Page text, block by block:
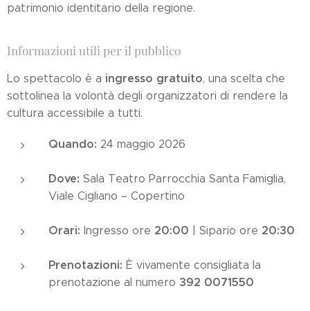
patrimonio identitario della regione.
Informazioni utili per il pubblico
Lo spettacolo è a ingresso gratuito, una scelta che
sottolinea la volontà degli organizzatori di rendere la
cultura accessibile a tutti.
Quando: 24 maggio 2026
Dove: Sala Teatro Parrocchia Santa Famiglia,
Viale Cigliano – Copertino
Orari: Ingresso ore 20:00 | Sipario ore 20:30
Prenotazioni: È vivamente consigliata la
prenotazione al numero 392 0071550